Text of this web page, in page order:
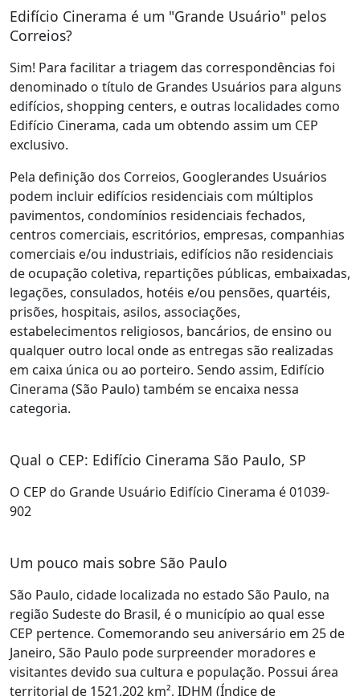
Edifício Cinerama é um "Grande Usuário" pelos
Correios?
Sim! Para facilitar a triagem das correspondências foi
denominado o título de Grandes Usuários para alguns
edifícios, shopping centers, e outras localidades como
Edifício Cinerama, cada um obtendo assim um CEP
exclusivo.
Pela definição dos Correios, Googlerandes Usuários
podem incluir edifícios residenciais com múltiplos
pavimentos, condomínios residenciais fechados,
centros comerciais, escritórios, empresas, companhias
comerciais e/ou industriais, edifícios não residenciais
de ocupação coletiva, repartições públicas, embaixadas,
legações, consulados, hotéis e/ou pensões, quartéis,
prisões, hospitais, asilos, associações,
estabelecimentos religiosos, bancários, de ensino ou
qualquer outro local onde as entregas são realizadas
em caixa única ou ao porteiro. Sendo assim, Edifício
Cinerama (São Paulo) também se encaixa nessa
categoria.
Qual o CEP: Edifício Cinerama São Paulo, SP
O CEP do Grande Usuário Edifício Cinerama é 01039-
902
Um pouco mais sobre São Paulo
São Paulo, cidade localizada no estado São Paulo, na
região Sudeste do Brasil, é o município ao qual esse
CEP pertence. Comemorando seu aniversário em 25 de
Janeiro, São Paulo pode surpreender moradores e
visitantes devido sua cultura e população. Possui área
territorial de 1521,202 km², IDHM (Índice de